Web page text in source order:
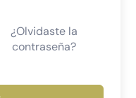
¿Olvidaste la
contraseña?